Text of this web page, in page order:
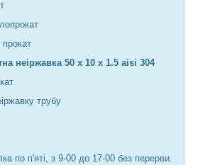
неіржавка 50 х 10 х 1.5 aisi 304
трубу
по п'яті, з 9-00 до 17-00 без перерви.